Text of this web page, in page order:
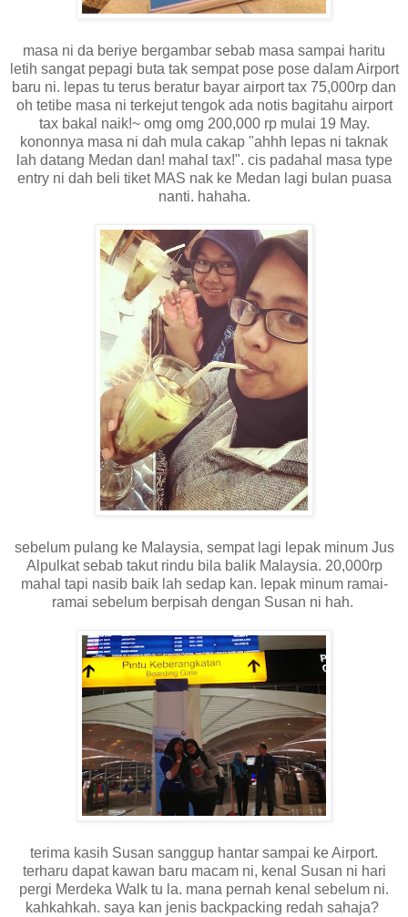
masa ni da beriye bergambar sebab masa sampai haritu
letih sangat pepagi buta tak sempat pose pose dalam Airport
baru ni. lepas tu terus beratur bayar airport tax 75,000rp dan
oh tetibe masa ni terkejut tengok ada notis bagitahu airport
tax bakal naik!~ omg omg 200,000 rp mulai 19 May.
kononnya masa ni dah mula cakap "ahhh lepas ni taknak
lah datang Medan dan! mahal tax!". cis padahal masa type
entry ni dah beli tiket MAS nak ke Medan lagi bulan puasa
nanti. hahaha.
sebelum pulang ke Malaysia, sempat lagi lepak minum Jus
Alpulkat sebab takut rindu bila balik Malaysia. 20,000rp
mahal tapi nasib baik lah sedap kan. lepak minum ramai-
ramai sebelum berpisah dengan Susan ni hah.
terima kasih Susan sanggup hantar sampai ke Airport.
terharu dapat kawan baru macam ni, kenal Susan ni hari
pergi Merdeka Walk tu la. mana pernah kenal sebelum ni.
kahkahkah. saya kan jenis backpacking redah sahaja?